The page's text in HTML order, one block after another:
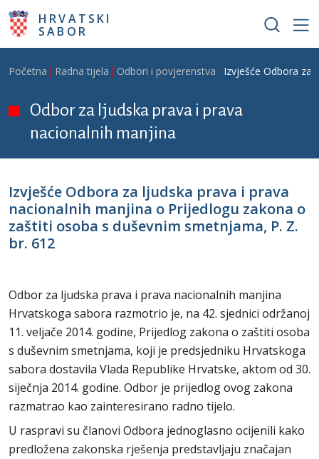
Skoči na glavni sadržaj
HRVATSKI
SABOR
Breadcrumb
Početna Radna tijela Odbori i povjerenstva Izvješće Odbora za
Odbor za ljudska prava i prava
nacionalnih manjina
Izvješće Odbora za ljudska prava i prava
nacionalnih manjina o Prijedlogu zakona o
zaštiti osoba s duševnim smetnjama, P. Z.
br. 612
Odbor za ljudska prava i prava nacionalnih manjina
Hrvatskoga sabora razmotrio je, na 42. sjednici održanoj
11. veljače 2014. godine, Prijedlog zakona o zaštiti osoba
s duševnim smetnjama, koji je predsjedniku Hrvatskoga
sabora dostavila Vlada Republike Hrvatske, aktom od 30.
siječnja 2014. godine. Odbor je prijedlog ovog zakona
razmatrao kao zainteresirano radno tijelo.
U raspravi su članovi Odbora jednoglasno ocijenili kako
predložena zakonska rješenja predstavljaju značajan